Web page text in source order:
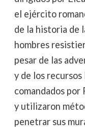
el ejército
de la historia de
hombres
pesar de las
y de los
comandados
y utilizaron
penetrar sus